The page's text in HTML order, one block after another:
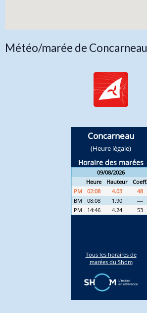
Météo/marée de Concarneau